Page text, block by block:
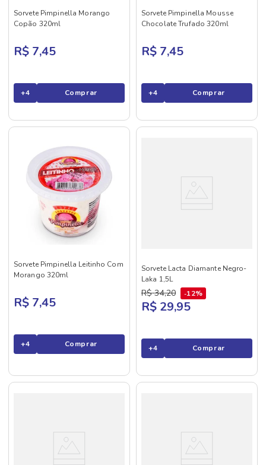
Sorvete Pimpinella Morango
Copão 320ml
R$ 7,45
+4 Comprar
Sorvete Pimpinella Mousse
Chocolate Trufado 320ml
R$ 7,45
+4 Comprar
Sorvete Pimpinella Leitinho Com
Morango 320ml
R$ 7,45
+4 Comprar
Sorvete Lacta Diamante Negro-
Laka 1,5L
R$ 34,20 12%
R$ 29,95
+4 Comprar